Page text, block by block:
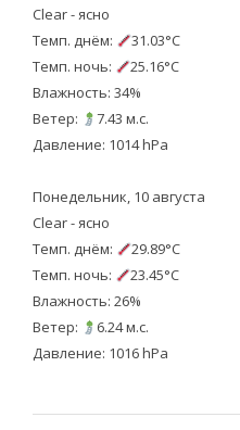
Clear - ясно
Темп. днём:
31.03°C
Темп. ночь:
25.16°C
Влажность: 34%
Ветер:
7.43 м.с.
Давление: 1014 hPa
Понедельник, 10 августа
Clear - ясно
Темп. днём:
29.89°C
Темп. ночь:
23.45°C
Влажность: 26%
Ветер:
6.24 м.с.
Давление: 1016 hPa